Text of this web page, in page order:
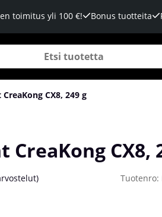
toimitus yli 100 €! Bonus tuotteita
CX8, 249 g
CreaKong CX8,
5 / 5 Arvioiden määrä 4
) Tuotenro: